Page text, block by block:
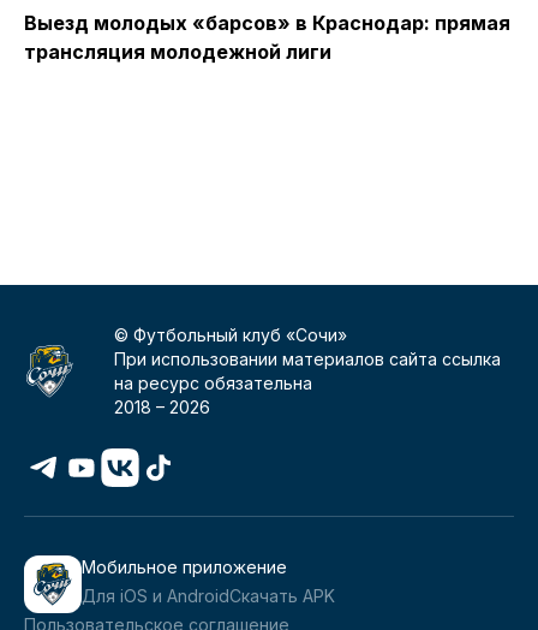
Выезд молодых «барсов» в Краснодар: прямая
трансляция молодежной лиги
© Футбольный клуб «Сочи»
При использовании материалов сайта ссылка
на ресурс обязательна
2018 –2026
Мобильное приложение
Для iOS и AndroidСкачать APK
Пользовательское соглашение